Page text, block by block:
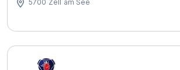
5700 Zell am See